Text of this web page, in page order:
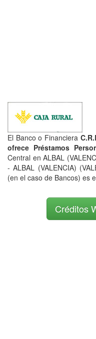
El Banco o Financiera
ofrece Préstamos
Central en ALBAL
- ALBAL (VALENCIA)
(en el caso de Bancos) es
Créditos